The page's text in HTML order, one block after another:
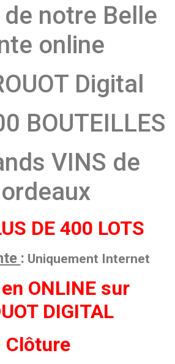
notre Belle
online
Digital
BOUTEILLES
VINS de
DE 400 LOTS
: Uniquement Internet
ONLINE sur
DIGITAL
Clôture